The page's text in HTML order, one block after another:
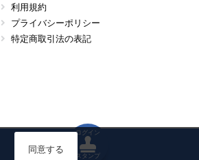
ログイン
スタンプ
利用規約
プライバシーポリシー
特定商取引法の表記
同意する